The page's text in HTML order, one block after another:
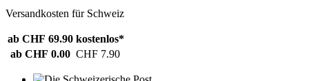
Versandkosten für Schweiz
ab CHF 69.90 kostenlos*
ab CHF 0.00 CHF 7.90